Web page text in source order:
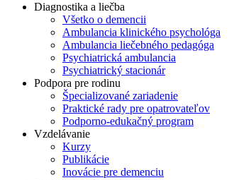
Diagnostika a liečba
Všetko o demencii
Ambulancia klinického psychológa
Ambulancia liečebného pedagóga
Psychiatrická ambulancia
Psychiatrický stacionár
Podpora pre rodinu
Špecializované zariadenie
Praktické rady pre opatrovateľov
Podporno-edukačný program
Vzdelávanie
Kurzy
Publikácie
Inovácie pre demenciu